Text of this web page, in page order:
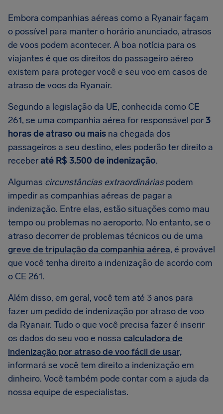
Embora companhias aéreas como a Ryanair façam
o possível para manter o horário anunciado, atrasos
de voos podem acontecer. A boa notícia para os
viajantes é que os direitos do passageiro aéreo
existem para proteger você e seu voo em casos de
atraso de voos da Ryanair.
Segundo a legislação da UE, conhecida como CE
261, se uma companhia aérea for responsável por3
horas de atraso ou mais na chegada dos
passageiros a seu destino, eles poderão ter direito a
receberaté R$ 3.500 de indenização.
Algumas circunstâncias extraordináriaspodem
impedir as companhias aéreas de pagar a
indenização. Entre elas, estão situações como mau
tempo ou problemas no aeroporto. No entanto, se o
atraso decorrer de problemas técnicos ou de uma
greve de tripulação da companhia aérea, é provável
que você tenha direito a indenização de acordo com
o CE 261.
Além disso, em geral, você tem até 3 anos para
fazer um pedido de indenização por atraso de voo
da Ryanair. Tudo o que você precisa fazer é inserir
os dados do seu voo e nossa calculadora de
indenização por atraso de voo fácil de usar,
informará se você tem direito a indenização em
dinheiro. Você também pode contar com a ajuda da
nossa equipe de especialistas.